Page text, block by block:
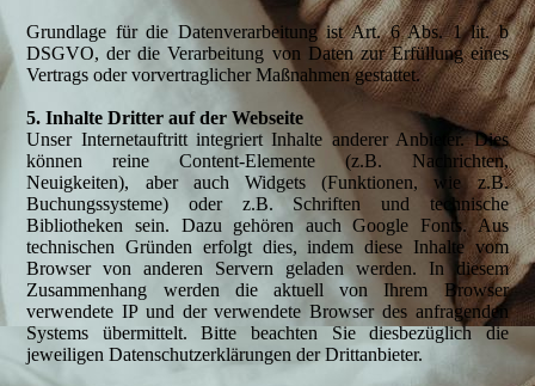
Grundlage für die Datenverarbeitung ist Art. 6 Abs. 1 lit. b
DSGVO, der die Verarbeitung von Daten zur Erfüllung eines
Vertrags oder vorvertraglicher Maßnahmen gestattet.
5. Inhalte Dritter auf der Webseite
Unser Internetauftritt integriert Inhalte anderer Anbieter. Dies
können reine Content-Elemente (z.B. Nachrichten,
Neuigkeiten), aber auch Widgets (Funktionen, wie z.B.
Buchungssysteme) oder z.B. Schriften und technische
Bibliotheken sein. Dazu gehören auch Google Fonts. Aus
technischen Gründen erfolgt dies, indem diese Inhalte vom
Browser von anderen Servern geladen werden. In diesem
Zusammenhang werden die aktuell von Ihrem Browser
verwendete IP und der verwendete Browser des anfragenden
Systems übermittelt. Bitte beachten Sie diesbezüglich die
jeweiligen Datenschutzerklärungen der Drittanbieter.